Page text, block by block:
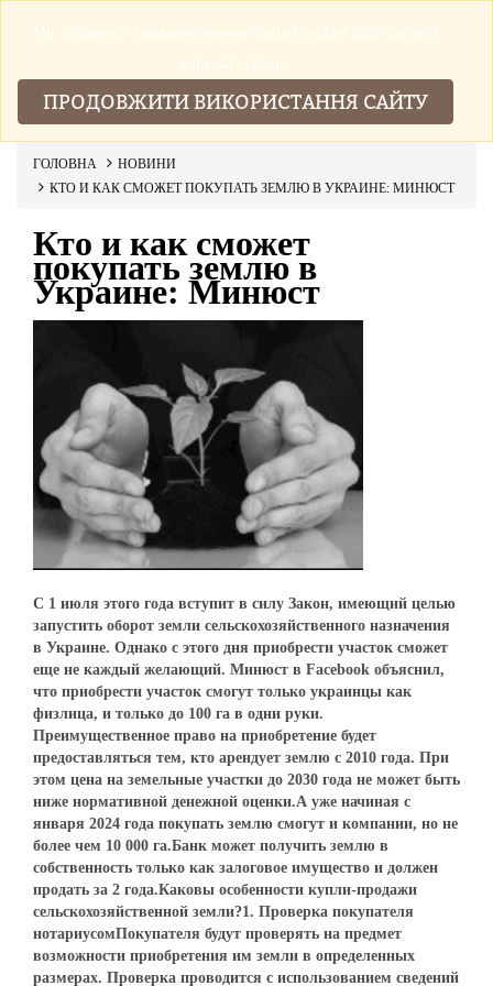
ГОЛОВНА
НОВИНИ
КТО И КАК СМОЖЕТ ПОКУПАТЬ ЗЕМЛЮ В УКРАИНЕ: МИНЮСТ
Кто и как сможет
покупать землю в
Украине: Минюст
С 1 июля этого года вступит в силу Закон, имеющий целью
запустить оборот земли сельскохозяйственного назначения
в Украине. Однако с этого дня приобрести участок сможет
еще не каждый желающий. Минюст в Facebook объяснил,
что приобрести участок смогут только украинцы как
физлица, и только до 100 га в одни руки.
Преимущественное право на приобретение будет
предоставляться тем, кто арендует землю с 2010 года. При
этом цена на земельные участки до 2030 года не может быть
ниже нормативной денежной оценки.А уже начиная с
января 2024 года покупать землю смогут и компании, но не
более чем 10 000 га.Банк может получить землю в
собственность только как залоговое имущество и должен
продать за 2 года.Каковы особенности купли-продажи
сельскохозяйственной земли?1. Проверка покупателя
нотариусомПокупателя будут проверять на предмет
возможности приобретения им земли в определенных
размерах. Проверка проводится с использованием сведений
Ми збираемо та використовуемо файли cookies щоб зробити
наш сайт краще.
ПРОДОВЖИТИ ВИКОРИСТАННЯ САЙТУ